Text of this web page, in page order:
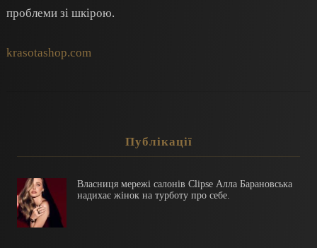
проблеми зі шкірою.
krasotashop.com
Публікації
Власниця мережі салонів Clipse Алла Барановська
надихає жінок на турботу про себе.